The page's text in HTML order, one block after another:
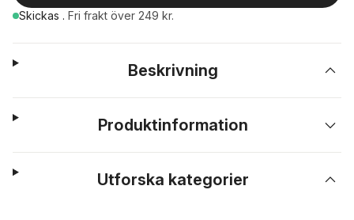
Skickas . Fri frakt över 249 kr.
Beskrivning
Produktinformation
Utforska kategorier